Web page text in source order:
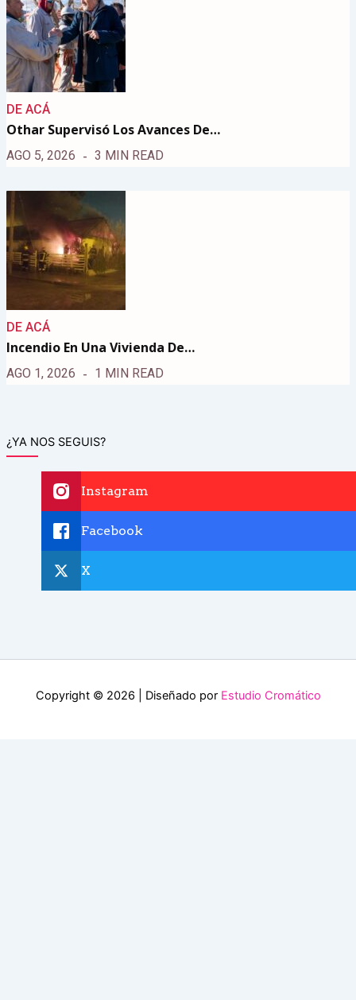
DE ACÁ
Othar Supervisó Los Avances De…
AGO 5, 2026 3 MIN READ
DE ACÁ
Incendio En Una Vivienda De…
AGO 1, 2026 1 MIN READ
¿YA NOS SEGUIS?
Instagram
Facebook
X
Copyright © 2026 | Diseñado por Estudio Cromático